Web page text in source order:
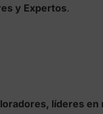
y Expertos.
líderes en